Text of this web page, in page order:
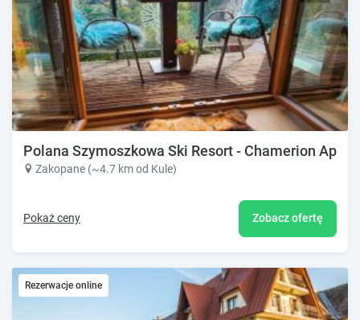
Polana Szymoszkowa Ski Resort - Chamerion
Zakopane (~4.7 km od Kule)
Pokaż ceny Zobacz ofertę
Rezerwacje online